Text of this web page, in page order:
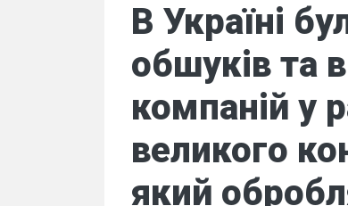
В Україні
обшуків та
компаній у
великого
який